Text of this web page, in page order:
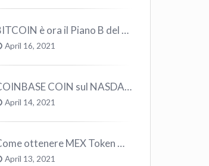
BITCOIN è ora il Piano B del Mondo
April 16, 2021
COINBASE COIN sul NASDAQ e le CRYPTO volano!
April 14, 2021
Come ottenere MEX Token GRATIS su Elrond ?
April 13, 2021